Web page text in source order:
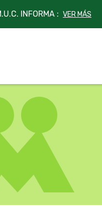
INFORMA : VER MÁS